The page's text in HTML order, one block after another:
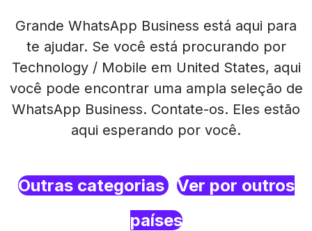
Grande WhatsApp Business está aqui para
te ajudar. Se você está procurando por
Technology / Mobile em United States, aqui
você pode encontrar uma ampla seleção de
WhatsApp Business. Contate-os. Eles estão
aqui esperando por você.
Outras categorias Ver por outros
países